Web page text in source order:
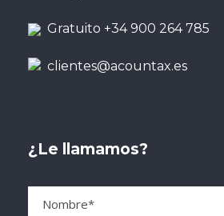
Gratuito +34 900 264 785
clientes@acountax.es
¿Le llamamos?